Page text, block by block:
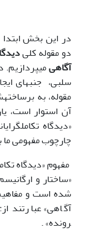
در این بخش
دو مقوله کلی
آگاهیمی­پردازیم.
سلبی، جنبه­ای
مقوله، به
آن استوار است،
«دیدگاه
چارچوب مفهومی
مفهوم «دیدگاه
«ساختار و
شده است و
رونده» .